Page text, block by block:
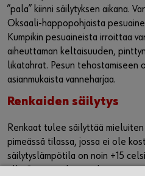
”pala” kiinni säilytyksen aikana.
Oksaali-happopohjaista
Kumpikin pesuaineista irroittaa
aiheuttaman keltaisuuden,
likatahrat. Pesun tehostamiseen
asianmukaista vanneharjaa.
Renkaiden säilytys
Renkaat tulee säilyttää mieluiten
pimeässä tilassa, jossa ei ole
säilytyslämpötila on noin +15